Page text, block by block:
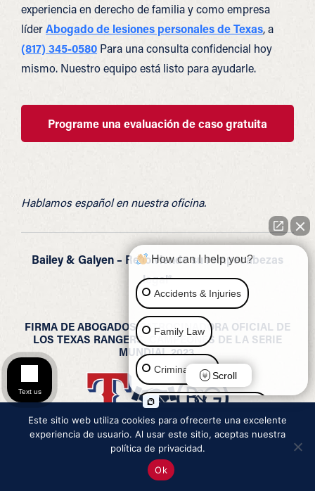
experiencia en derecho de familia y como empresa
líderAbogado de lesiones personales de Texas, a
(817) 345-0580 Para una consulta confidencial hoy
mismo. Nuestro equipo está listo para ayudarle.
Programe una evaluación de caso gratuita
Hablamos español en nuestra oficina.
Bailey & Galyen – Resolviendo su rompecabezas
legal®
FIRMA DE ABOGADOS PATROCINADORA OFICIAL DE
LOS TEXAS RANGERS, CAMPEONES DE LA SERIE
MUNDIAL 2023.
Este sitio web utiliza cookies para ofrecerte una excelente
experiencia de usuario. Al usar este sitio, aceptas nuestra
política de privacidad.
Ok
How can I help you?
Accidents & Injuries
Family Law
Criminal Law
Social Security Disability
Immigration Law
Estate Planning & Probate
Scroll
Text us